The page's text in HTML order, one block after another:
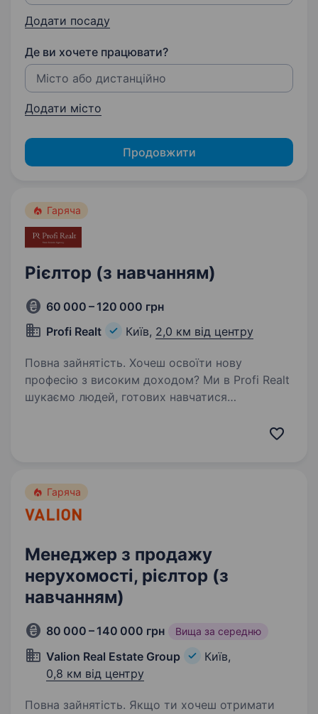
Додати посаду
Де ви хочете працювати?
Додати місто
Продовжити
Гаряча
Рієлтор (з навчанням)
60 000 – 120 000 грн
Profi Realt
Київ, 2,0 км від центру
Повна зайнятість. Хочеш освоїти нову
професію з високим доходом? Ми в Profi Realt
шукаємо людей, готових навчатися
вакансія — це шанс підвищити свою якість
Гаряча
Менеджер з продажу
нерухомості, рієлтор (з
навчанням)
80 000 – 140 000 грн Вища за середню
Valion Real Estate Group
Київ,
0,8 км від центру
Повна зайнятість. Якщо ти хочеш отримати